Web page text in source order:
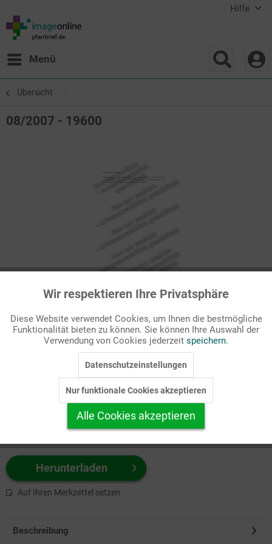
Hilfe
Menü
Übersicht
08/2007 - 19600
Passende Stichworte
Heilige/Personen, St. Martin
zuerst Ihr Produktformat aus.
z.B. Farbe-Grafik, Schwarz-Weiß-Grafik, mit/ohne Text ...
Herunterladen
Auf Ihren Merkzettel setzen
Beschreibung
Funktionale Aktiv
Marketing Inaktiv
Personalisierung Inaktiv
Service
Wir respektieren Ihre Privatsphäre
Diese Website verwendet Cookies, um Ihnen die bestmögliche
Funktionalität bieten zu können. Sie können Ihre Auswahl der
Verwendung von Cookies jederzeit speichern.
Datenschutzeinstellungen
Nur funktionale Cookies akzeptieren
Alle Cookies akzeptieren